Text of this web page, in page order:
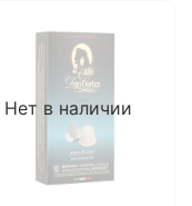
Нет в наличии